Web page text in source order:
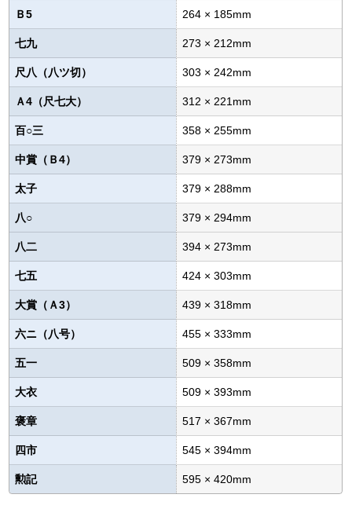
Ｂ5 264 × 185mm
七九 273 × 212mm
尺八（八ツ切） 303 × 242mm
Ａ4（尺七大） 312 × 221mm
百○三 358 × 255mm
中賞（Ｂ4） 379 × 273mm
太子 379 × 288mm
八○ 379 × 294mm
八二 394 × 273mm
七五 424 × 303mm
大賞（Ａ3） 439 × 318mm
六ニ（八号） 455 × 333mm
五一 509 × 358mm
大衣 509 × 393mm
褒章 517 × 367mm
四市 545 × 394mm
勲記 595 × 420mm